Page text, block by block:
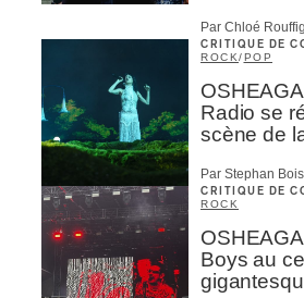
Par Chloé
CRITIQUE DE
ROCK/POP
Radio se
scène de
Par Stephan
CRITIQUE DE
ROCK
Boys au